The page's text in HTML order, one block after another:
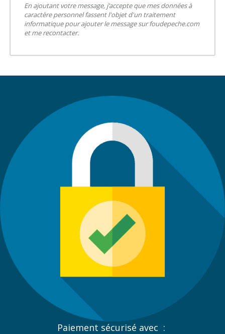
En ajoutant votre message, j’accepte que mes données à
caractère personnel fassent l'objet d'un traitement
informatique pour ajouter le message sur foudepeche.com
et me recontacter.
Paiement sécurisé avec :